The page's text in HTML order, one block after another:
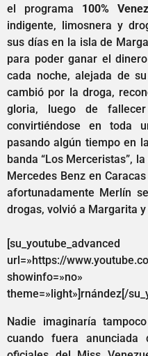
el programa 100%
indigente, limosnera y
sus días en la isla de
para poder ganar el
cada noche, alejada de
cambió por la droga,
gloria, luego de
convirtiéndose en toda
pasando algún tiempo en
banda “Los Merceristas”,
Mercedes Benz en
afortunadamente Merlín
drogas, volvió a Margarita
[su_youtube_advanced
url=»https://
theme=»light»]rnández[/
Nadie imaginaría
cuando fuera